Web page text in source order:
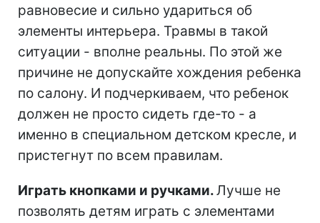
равновесие и сильно удариться об
элементы интерьера. Травмы в такой
ситуации - вполне реальны. По этой же
причине не допускайте хождения ребенка
по салону. И подчеркиваем, что ребенок
должен не просто сидеть где-то - а
именно в специальном детском кресле, и
пристегнут по всем правилам.
Играть кнопками и ручками.Лучше не
позволять детям играть с элементами